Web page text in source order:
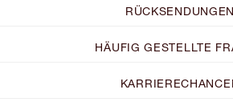
RÜCKSENDUNGEN
HÄUFIG GESTELLTE